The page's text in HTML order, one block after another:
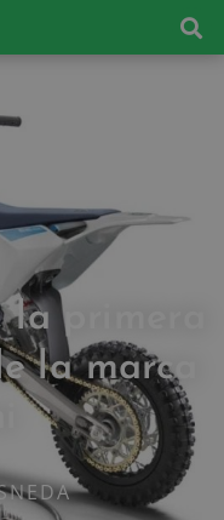
la primera
la marca